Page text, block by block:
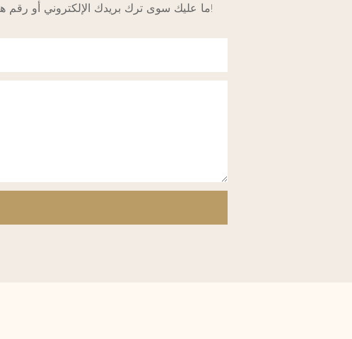
ما عليك سوى ترك بريدك الإلكتروني أو رقم هاتفك في نموذج الاتصال حتى نتمكن من إرسال عرض أسعار مجاني لمجموعة واسعة من التصميمات!